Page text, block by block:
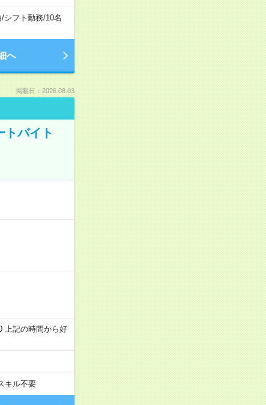
/シフト勤務/10名
へ
掲載日：2026.08.03
トバイト
上記の時間から好
キル不要